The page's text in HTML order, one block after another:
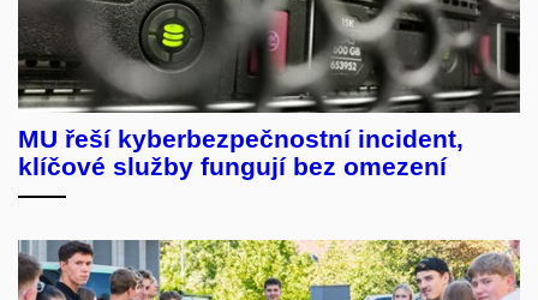
MU řeší kyberbezpečnostní incident,
klíčové služby fungují bez omezení